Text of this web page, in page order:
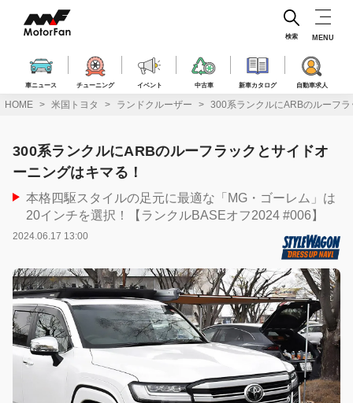
ス
車ニュース チューニング イベント 中古車 新車カタログ 自動車求人
検索 MENU
HOME 米国トヨタ ランドクルーザー 300系ランクルにARBのルーフ
300系ランクルにARBのルーフラックとサイドオ
ーニングはキマる！
本格四駆スタイルの足元に最適な「MG・ゴーレム」は
20インチを選択！【ランクルBASEオフ2024 #006】
2024.06.17 13:00